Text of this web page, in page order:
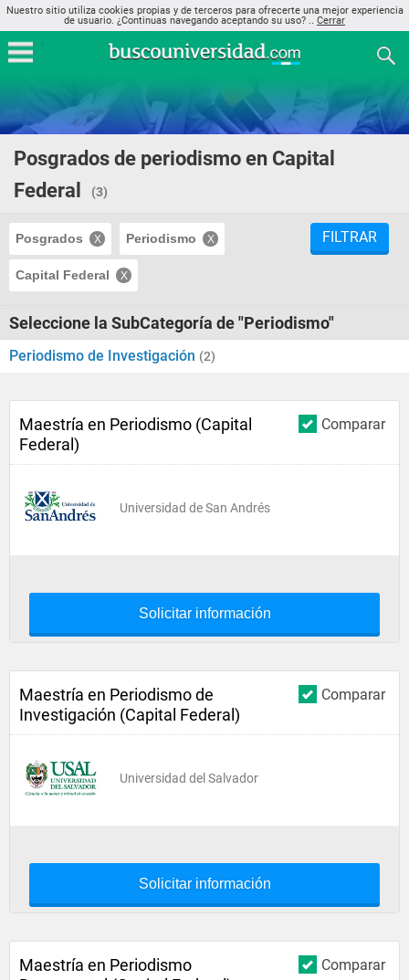
Nuestro sitio utiliza cookies propias y de terceros para ofrecerte una mejor experiencia
de usuario. ¿Continuas navegando aceptando su uso? .. Cerrar
Posgrados de periodismo en Capital
Federal
(3)
Posgrados Periodismo
Capital Federal
FILTRAR
Seleccione la SubCategoría de "Periodismo"
Periodismo de Investigación (2)
Comparar
Maestría en Periodismo (Capital
Federal)
Universidad de San Andrés
Solicitar información
Comparar
Maestría en Periodismo de
Investigación (Capital Federal)
Universidad del Salvador
Solicitar información
Comparar
Maestría en Periodismo